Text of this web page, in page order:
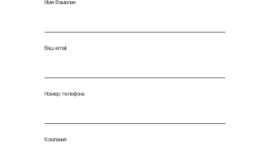
Имя Фамилия
Ваш email
Номер телефона
Компания